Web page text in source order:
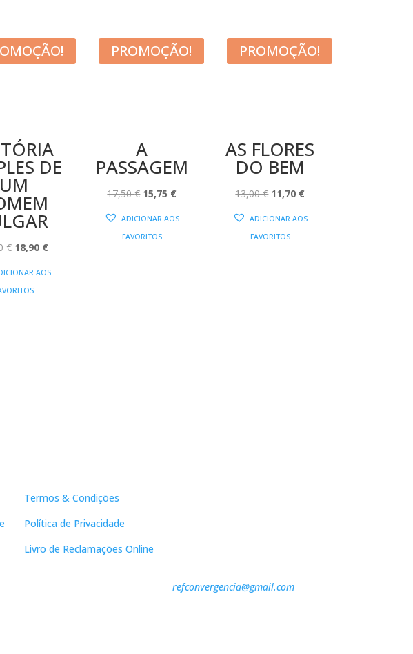
DE
UM
€ O
18,90 €O
AOS
PROMOÇÃO!
A
PASSAGEM
17,50€ O
15,75 €O
ADICIONAR AOS
FAVORITOS
PROMOÇÃO!
AS FLORES
DO BEM
13,00€ O
11,70 €O
ADICIONAR AOS
FAVORITOS
Termos & Condições
Política de Privacidade
Livro de Reclamações Online
refconvergencia@gmail.com